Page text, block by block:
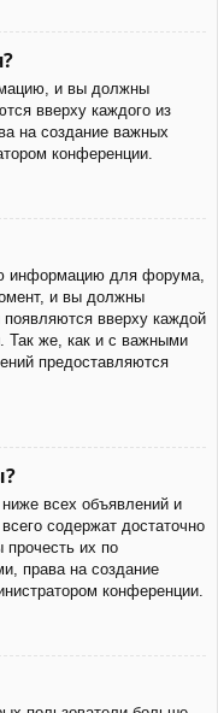
и вы должны
вверху каждого из
на создание важных
конференции.
информацию для форума,
и вы должны
вверху каждой
Так же, как и с важными
предоставляются
всех объявлений и
содержат достаточно
их по
права на создание
конференции.